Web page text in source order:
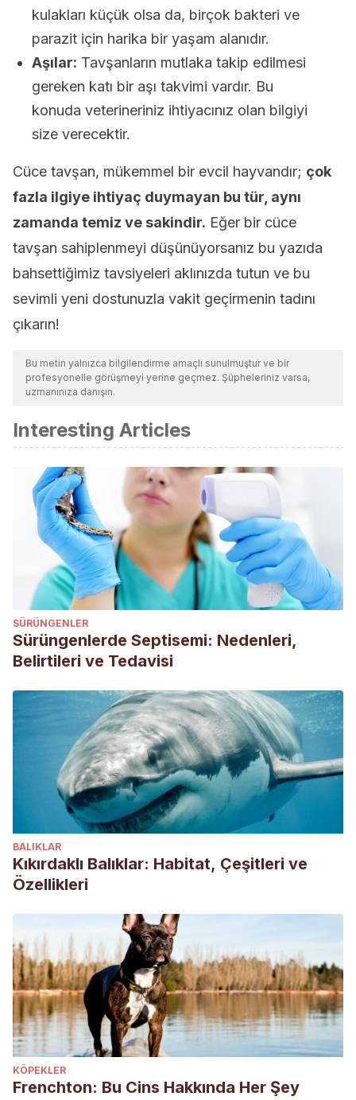
kulakları küçük olsa da, birçok bakteri ve
parazit için harika bir yaşam alanıdır.
Aşılar: Tavşanların mutlaka takip edilmesi
gereken katı bir aşı takvimi vardır. Bu
konuda veterineriniz ihtiyacınız olan bilgiyi
size verecektir.
Cüce tavşan, mükemmel bir evcil hayvandır; çok
fazla ilgiye ihtiyaç duymayan bu tür, aynı
zamanda temiz ve sakindir. Eğer bir cüce
tavşan sahiplenmeyi düşünüyorsanız bu yazıda
bahsettiğimiz tavsiyeleri aklınızda tutun ve bu
sevimli yeni dostunuzla vakit geçirmenin tadını
çıkarın!
Bu metin yalnızca bilgilendirme amaçlı sunulmuştur ve bir
profesyonelle görüşmeyi yerine geçmez. Şüpheleriniz varsa,
uzmanınıza danışın.
Interesting Articles
SÜRÜNGENLER
Sürüngenlerde Septisemi: Nedenleri,
Belirtileri ve Tedavisi
BALIKLAR
Kıkırdaklı Balıklar: Habitat, Çeşitleri ve
Özellikleri
KÖPEKLER
Frenchton: Bu Cins Hakkında Her Şey